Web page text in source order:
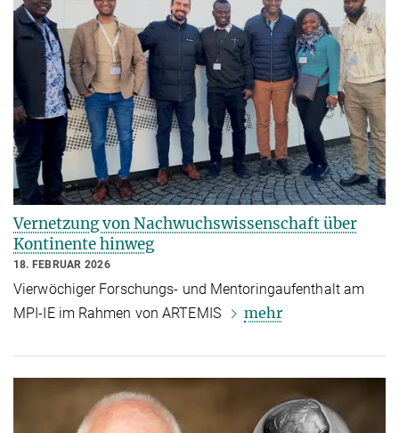
Vernetzung von Nachwuchswissenschaft über
Kontinente hinweg
18. FEBRUAR 2026
Vierwöchiger Forschungs‑ und Mentoringaufenthalt am
MPI‑IE im Rahmen von ARTEMIS
mehr